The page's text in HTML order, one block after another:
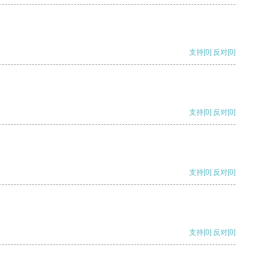
支持[0] 反对[0]
支持[0] 反对[0]
支持[0] 反对[0]
支持[0] 反对[0]